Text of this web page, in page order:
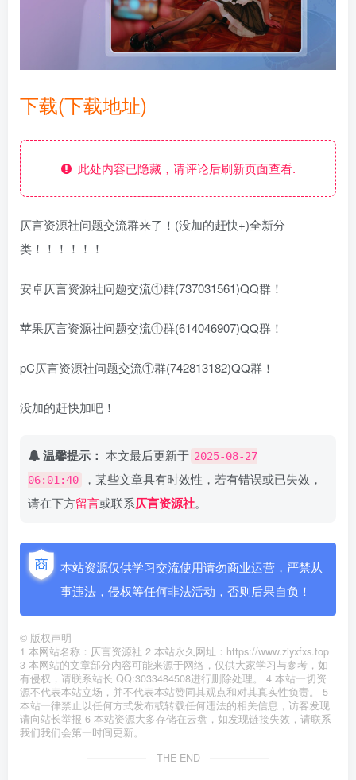
下载(下载地址)
此处内容已隐藏，请评论后刷新页面查看.
仄言资源社问题交流群来了！(没加的赶快+)全新分
类！！！！！！
安卓仄言资源社问题交流①群(737031561)QQ群！
苹果仄言资源社问题交流①群(614046907)QQ群！
pC仄言资源社问题交流①群(742813182)QQ群！
没加的赶快加吧！
温馨提示： 本文最后更新于 2025-08-27
06:01:40
，某些文章具有时效性，若有错误或已失效，
请在下方留言或联系仄言资源社。
本站资源仅供学习交流使用请勿商业运营，严禁从
事违法，侵权等任何非法活动，否则后果自负！
© 版权声明
1 本网站名称：仄言资源社 2 本站永久网址：https://www.ziyxfxs.top
3 本网站的文章部分内容可能来源于网络，仅供大家学习与参考，如
有侵权，请联系站长 QQ:3033484508进行删除处理。 4 本站一切资
源不代表本站立场，并不代表本站赞同其观点和对其真实性负责。 5
本站一律禁止以任何方式发布或转载任何违法的相关信息，访客发现
请向站长举报 6 本站资源大多存储在云盘，如发现链接失效，请联系
我们我们会第一时间更新。
THE END